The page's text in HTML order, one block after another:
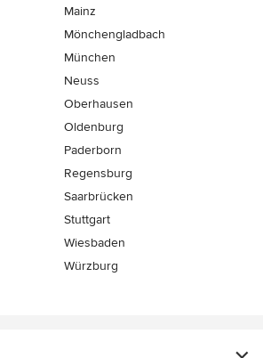
Mainz
Mönchen­gladbach
München
Neuss
Oberhausen
Oldenburg
Paderborn
Regensburg
Saarbrücken
Stuttgart
Wiesbaden
Würzburg